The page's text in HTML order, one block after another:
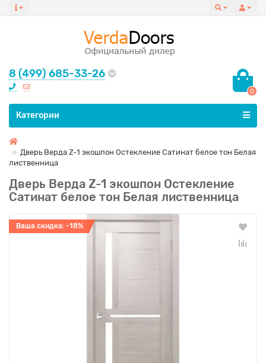
8 (499) 685-33-26
0
Все категории
Категории
Дверь Верда Z-1 экошпон Остекление Сатинат белое тон Белая
лиственница
Дверь Верда Z-1 экошпон Остекление
Сатинат белое тон Белая лиственница
Ваша скидка: -18%